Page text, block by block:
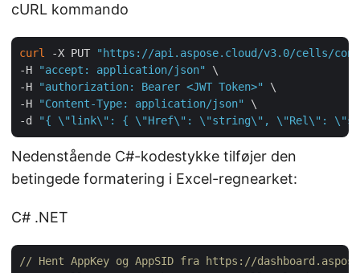
cURL kommando
curl -X PUT
"https://api.aspose.cloud/v3.0/cells/
-H
"accept: application/json"
\
-H
"authorization: Bearer <JWT Token>"
\
-H
"Content-Type: application/json"
\
-d
"{ \"link\": { \"Href\": \"string\", \"Rel\":
Nedenstående C#-kodestykke tilføjer den
betingede formatering i Excel-regnearket:
C# .NET
// Hent AppKey og AppSID fra https://